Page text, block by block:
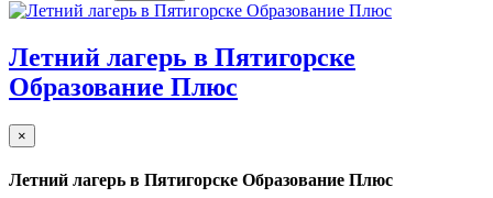
Летний лагерь в Пятигорске
Образование Плюс
×
Летний лагерь в Пятигорске Образование Плюс